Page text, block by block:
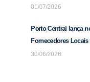
01/07/2026
Porto Central lança
Fornecedores Locais
30/06/2026